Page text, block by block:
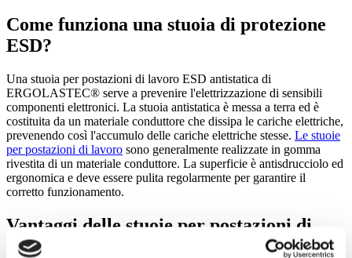
Come funziona una stuoia di protezione
ESD?
Una stuoia per postazioni di lavoro ESD antistatica di
ERGOLASTEC® serve a prevenire l'elettrizzazione di sensibili
componenti elettronici. La stuoia antistatica è messa a terra ed è
costituita da un materiale conduttore che dissipa le cariche elettriche,
prevenendo così l'accumulo delle cariche elettriche stesse. Le stuoie
per postazioni di lavoro sono generalmente realizzate in gomma
rivestita di un materiale conduttore. La superficie è antisdrucciolo ed
ergonomica e deve essere pulita regolarmente per garantire il
corretto funzionamento.
Vantaggi delle stuoie per postazioni di
lavoro ERGOLASTEC® ESD: